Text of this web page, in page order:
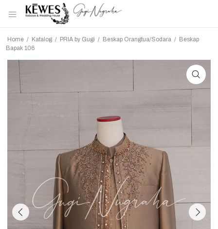
Home / Katalog / PRIA by Gugi / Beskap Orangtua/Sodara / Beskap
Bapak 106